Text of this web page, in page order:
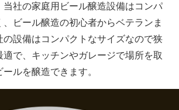
当社の家庭用ビール醸造設備はコンパ
、ビール醸造の初心者からベテランま
の設備はコンパクトなサイズなので狭
適で、キッチンやガレージで場所を取
ルを醸造できます。